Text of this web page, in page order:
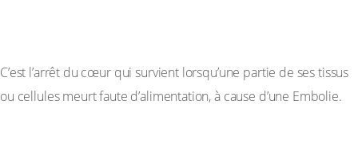
C’est l’arrêt du cœur qui survient lorsqu’une partie de ses tissus
ou cellules meurt faute d’alimentation, à cause d’une Embolie.